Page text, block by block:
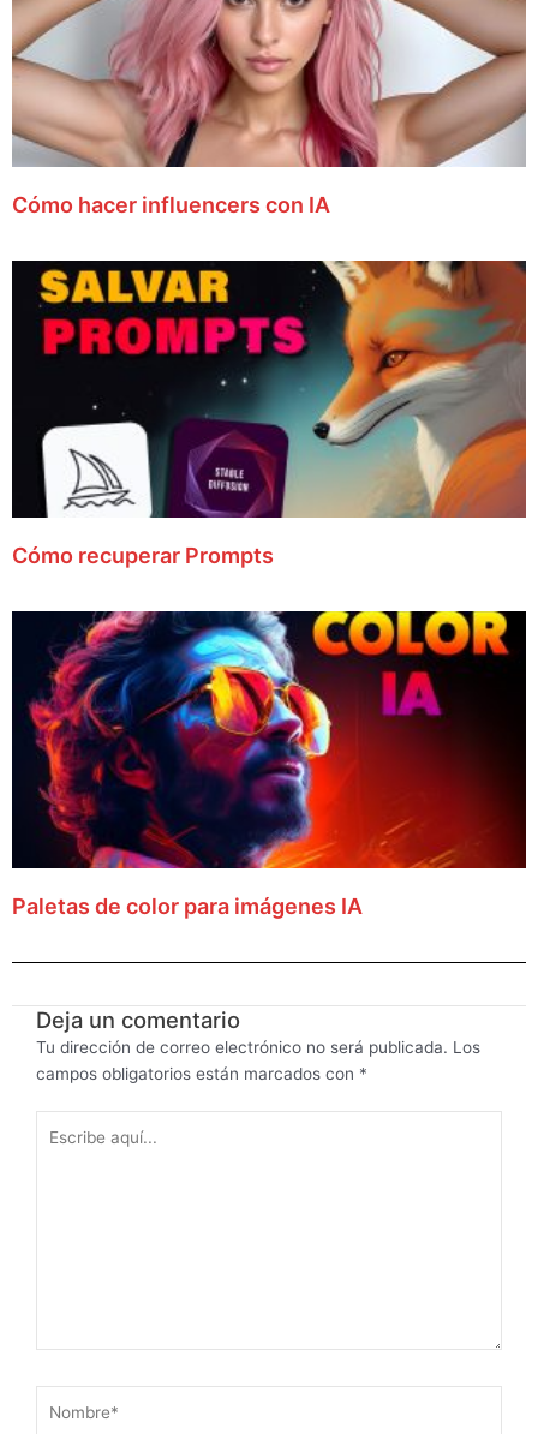
Cómo hacer influencers con IA
Cómo recuperar Prompts
Paletas de color para imágenes IA
Deja un comentario
Tu dirección de correo electrónico no será publicada. Los
campos obligatorios están marcados con *
aquí...